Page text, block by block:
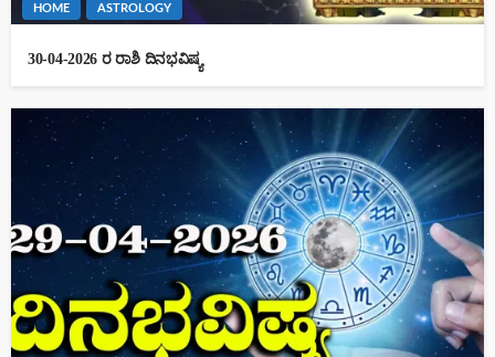
HOME ASTROLOGY
30-04-2026 ರ ರಾಶಿ ದಿನಭವಿಷ್ಯ